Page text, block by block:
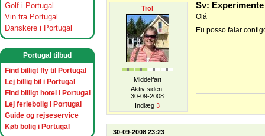
Golf i Portugal
Vin fra Portugal
Danskere i Portugal
Portugal tilbud
Find billigt fly til Portugal
Lej billig bil i Portugal
Find billigt hotel i Portugal
Lej feriebolig i Portugal
Guide og rejseservice
Køb bolig i Portugal
Trol
Middelfart
Aktiv siden:
30-09-2008
Indlæg 3
Sv:
Olá
Eu posso falar
30-09-2008 23:23